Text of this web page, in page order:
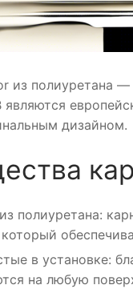
из полиуретана
являются
дизайном.
полиуретана:
в установке:
на любую